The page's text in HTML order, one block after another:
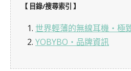
【 目錄/搜尋索引 】
1. 世界輕薄的無線耳機・極
2. YOBYBO・品牌資訊